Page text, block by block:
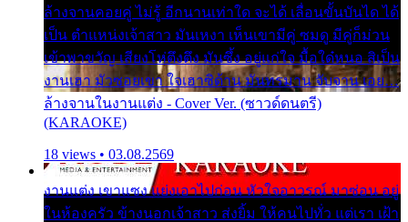
ล้างจานคอยคู่ ไม่รู้ อีกนานเท่าใด จะได้ เลื่อนขั้นบันได ได้
เป็น ตำแหน่งเจ้าสาว มันเหงา เห็นเขามีคู่ ซมดู มีคู่ก็ม่วน
เข้าพาขวัญ เสียงโห่ตึงตึง มันซึ้ง อยู่แก่ใจ มื้อใด๋หนอ สิเป็น
งานเฮา มัวซอยเขา ใจเฮาซิด้าน มันทรมาน จับจาน เอย…
ล้างจานในงานแต่ง - Cover Ver. (ซาวด์ดนตรี)
(KARAOKE)
18 views • 03.08.2569
งานแต่ง เขาแซง แย่งเอาไปก่อน หัวใจอาวรณ์ มาซ่อน อยู่
ในห้องครัว ข้างนอกเจ้าสาว ส่งยิ้ม ให้คนไปทั่ว แต่เรา เฝ้า